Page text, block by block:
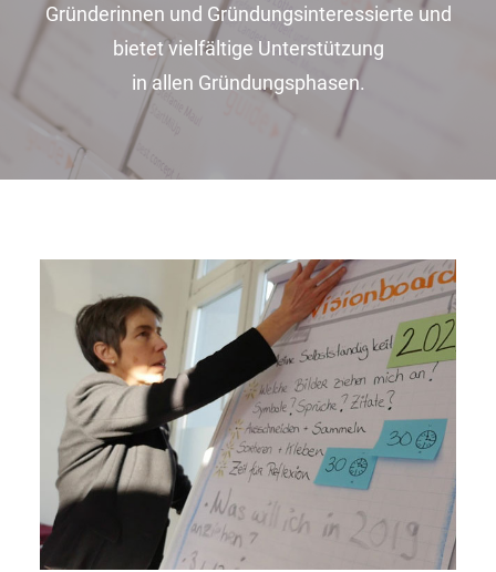
Gründerinnen und Gründungsinteressierte und
bietet vielfältige Unterstützung
in allen Gründungsphasen.